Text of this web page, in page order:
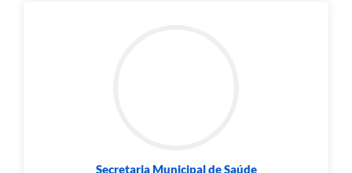
Secretaria Municipal de Saúde